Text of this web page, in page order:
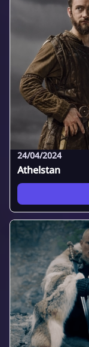
24/04/2024
Athelstan